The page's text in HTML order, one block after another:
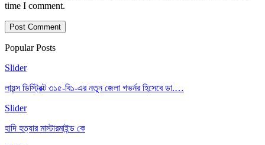
time I comment.
Popular Posts
Slider
লায়ন্স ডিস্ট্রিক্ট ৩১৫-বি১-এর নতুন জেলা গভর্নর হিসেবে ডা.…
Slider
হাদি হত্যার মাস্টারমাইন্ড কে